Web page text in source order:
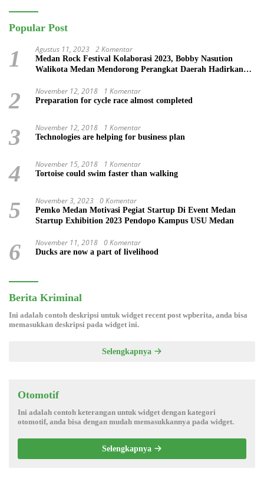
Popular Post
1 Agustus 11, 2023 2 Komentar
Medan Rock Festival Kolaborasi 2023, Bobby Nasution
Walikota Medan Mendorong Perangkat Daerah Hadirkan
2 November 12, 2018 1 Komentar
Preparation for cycle race almost completed
3 November 12, 2018 1 Komentar
Technologies are helping for business plan
4 November 15, 2018 1 Komentar
Tortoise could swim faster than walking
5 November 3, 2023 0 Komentar
Pemko Medan Motivasi Pegiat Startup Di Event Medan
Startup Exhibition 2023 Pendopo Kampus USU Medan
6 November 11, 2018 0 Komentar
Ducks are now a part of livelihood
Berita Kriminal
Ini adalah contoh deskripsi untuk widget recent post wpberita, anda bisa
memasukkan deskripsi pada widget ini.
Selengkapnya
Otomotif
Ini adalah contoh keterangan untuk widget dengan kategori
otomotif, anda bisa dengan mudah memasukkannya pada widget.
Selengkapnya